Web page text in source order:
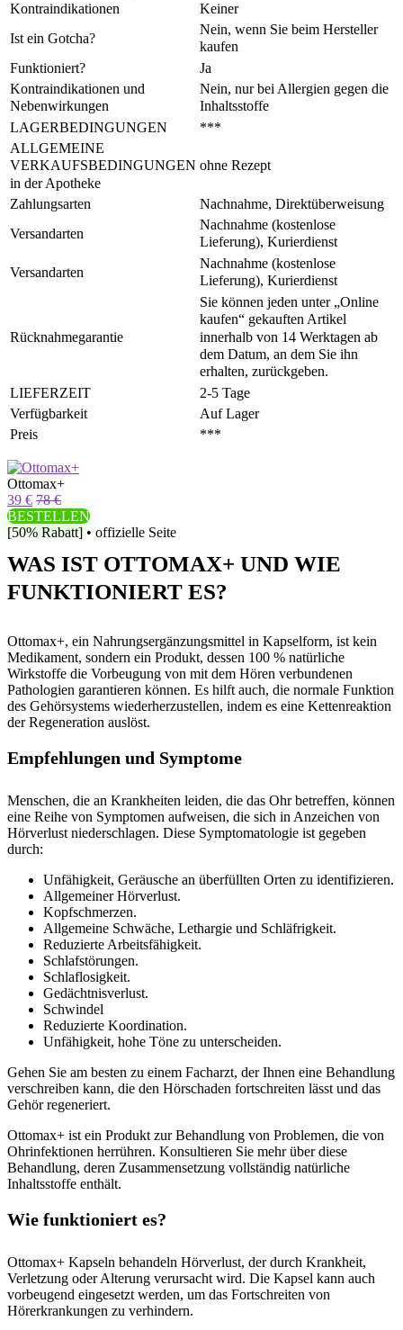
Kontraindikationen
Keiner
Ist ein Gotcha?
Nein, wenn Sie beim Hersteller
kaufen
Funktioniert?
Ja
Kontraindikationen und
Nebenwirkungen
Nein, nur bei Allergien gegen die
Inhaltsstoffe
LAGERBEDINGUNGEN
***
ALLGEMEINE
VERKAUFSBEDINGUNGEN
in der Apotheke
ohne Rezept
Zahlungsarten
Nachnahme, Direktüberweisung
Versandarten
Nachnahme (kostenlose
Lieferung), Kurierdienst
Versandarten
Nachnahme (kostenlose
Lieferung), Kurierdienst
Rücknahmegarantie
Sie können jeden unter „Online
kaufen“ gekauften Artikel
innerhalb von 14 Werktagen ab
dem Datum, an dem Sie ihn
erhalten, zurückgeben.
LIEFERZEIT
2-5 Tage
Verfügbarkeit
Auf Lager
Preis
***
Ottomax+
39 € 78 €
BESTELLEN
[50% Rabatt] • offizielle Seite
WAS IST OTTOMAX+ UND WIE
FUNKTIONIERT ES?
Ottomax+, ein Nahrungsergänzungsmittel in Kapselform, ist kein
Medikament, sondern ein Produkt, dessen 100 % natürliche
Wirkstoffe die Vorbeugung von mit dem Hören verbundenen
Pathologien garantieren können. Es hilft auch, die normale Funktion
des Gehörsystems wiederherzustellen, indem es eine Kettenreaktion
der Regeneration auslöst.
Empfehlungen und Symptome
Menschen, die an Krankheiten leiden, die das Ohr betreffen, können
eine Reihe von Symptomen aufweisen, die sich in Anzeichen von
Hörverlust niederschlagen. Diese Symptomatologie ist gegeben
durch:
Unfähigkeit, Geräusche an überfüllten Orten zu identifizieren.
Allgemeiner Hörverlust.
Kopfschmerzen.
Allgemeine Schwäche, Lethargie und Schläfrigkeit.
Reduzierte Arbeitsfähigkeit.
Schlafstörungen.
Schlaflosigkeit.
Gedächtnisverlust.
Schwindel
Reduzierte Koordination.
Unfähigkeit, hohe Töne zu unterscheiden.
Gehen Sie am besten zu einem Facharzt, der Ihnen eine Behandlung
verschreiben kann, die den Hörschaden fortschreiten lässt und das
Gehör regeneriert.
Ottomax+ ist ein Produkt zur Behandlung von Problemen, die von
Ohrinfektionen herrühren. Konsultieren Sie mehr über diese
Behandlung, deren Zusammensetzung vollständig natürliche
Inhaltsstoffe enthält.
Wie funktioniert es?
Ottomax+ Kapseln behandeln Hörverlust, der durch Krankheit,
Verletzung oder Alterung verursacht wird. Die Kapsel kann auch
vorbeugend eingesetzt werden, um das Fortschreiten von
Hörerkrankungen zu verhindern.